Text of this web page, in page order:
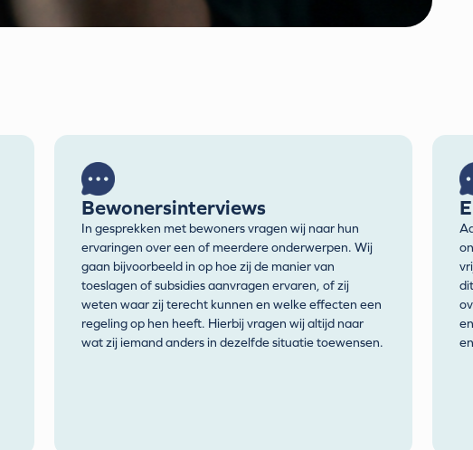
Bewonersinterviews
In gesprekken met bewoners vragen wij naar hun
ervaringen over een of meerdere onderwerpen. Wij
gaan bijvoorbeeld in op hoe zij de manier van
toeslagen of subsidies aanvragen ervaren, of zij
weten waar zij terecht kunnen en welke effecten een
regeling op hen heeft. Hierbij vragen wij altijd naar
wat zij iemand anders in dezelfde situatie toewensen.